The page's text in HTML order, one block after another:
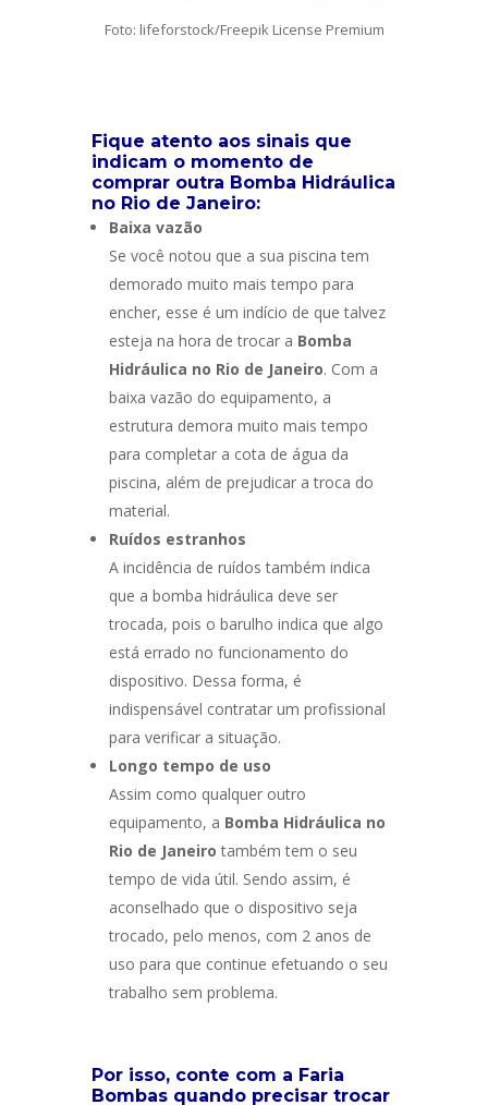
Foto: lifeforstock/Freepik License Premium
Fique atento aos sinais que
indicam o momento de
comprar outra Bomba Hidráulica
no Rio de Janeiro:
Baixa vazão
Se você notou que a sua piscina tem
demorado muito mais tempo para
encher, esse é um indício de que talvez
esteja na hora de trocar a Bomba
Hidráulica no Rio de Janeiro. Com a
baixa vazão do equipamento, a
estrutura demora muito mais tempo
para completar a cota de água da
piscina, além de prejudicar a troca do
material.
Ruídos estranhos
A incidência de ruídos também indica
que a bomba hidráulica deve ser
trocada, pois o barulho indica que algo
está errado no funcionamento do
dispositivo. Dessa forma, é
indispensável contratar um profissional
para verificar a situação.
Longo tempo de uso
Assim como qualquer outro
equipamento, a Bomba Hidráulica no
Rio de Janeiro também tem o seu
tempo de vida útil. Sendo assim, é
aconselhado que o dispositivo seja
trocado, pelo menos, com 2 anos de
uso para que continue efetuando o seu
trabalho sem problema.
Por isso, conte com a Faria
Bombas quando precisar trocar